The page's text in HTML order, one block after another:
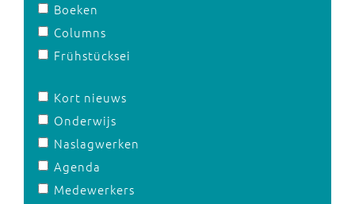
Boeken
Columns
Frühstücksei
Kort nieuws
Onderwijs
Naslagwerken
Agenda
Medewerkers